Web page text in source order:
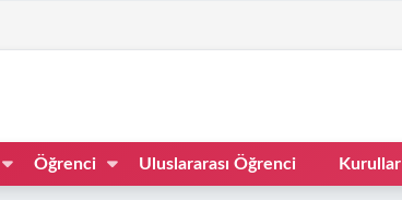
Öğrenci Uluslararası Öğrenci Kurullar